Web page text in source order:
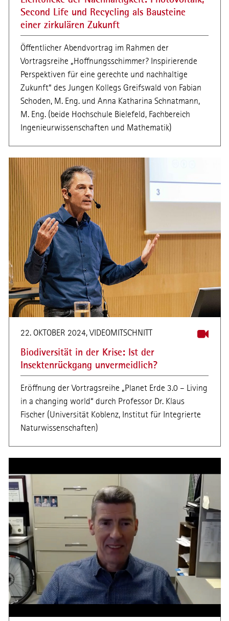
Second Life und Recycling als Bausteine
einer zirkulären Zukunft
Öffentlicher Abendvortrag im Rahmen der
Vortragsreihe „Hoffnungsschimmer? Inspirierende
Perspektiven für eine gerechte und nachhaltige
Zukunft“ des Jungen Kollegs Greifswald von Fabian
Schoden, M. Eng. und Anna Katharina Schnatmann,
M. Eng. (beide Hochschule Bielefeld, Fachbereich
Ingenieurwissenschaften und Mathematik)
22. OKTOBER 2024, VIDEOMITSCHNITT
Biodiversität in der Krise: Ist der
Insektenrückgang unvermeidlich?
Eröffnung der Vortragsreihe „Planet Erde 3.0 – Living
in a changing world“ durch Professor Dr. Klaus
Fischer (Universität Koblenz, Institut für Integrierte
Naturwissenschaften)